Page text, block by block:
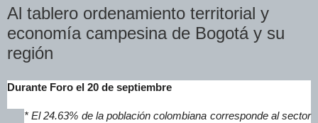
Al tablero ordenamiento territorial y
economía campesina de Bogotá y su
región
Durante Foro el 20 de septiembre
* El 24.63% de la población colombiana corresponde al sector